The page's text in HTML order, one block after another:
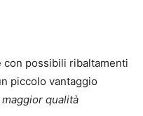
con possibili ribaltamenti
piccolo vantaggio
maggior qualità